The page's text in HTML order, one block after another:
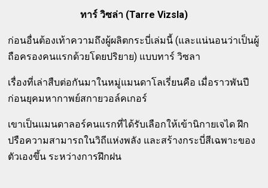
ทาร์ วิซล่า (Tarre Vizsla)
ก่อนอื่นต้องเท้าความถึงผู้ผลิตกระบี่เล่มนี้ (และแน่นอนว่าเป็นผู้
ถือครองคนแรกด้วยโดยปริยาย) แบบทาร์ วิซลา
เรื่องที่เล่าสืบต่อกันมาในหมู่แมนดาโลเรี่ยนคือ เมื่อราวพันปี
ก่อนยุคมหากาพย์สกายวอล์คเกอร์
เขาเป็นแมนดาลอร์คนแรกที่ได้รับเลือกให้เข้านิกายเจได ฝึก
ปรือความสามารถในวิถีแห่งพลัง และสร้างกระบี่สีเฉพาะของ
ตัวเองขึ้น ระหว่างการฝึกฝน